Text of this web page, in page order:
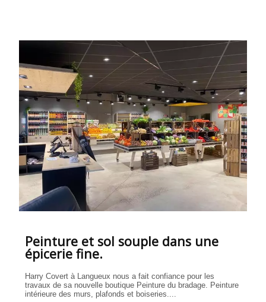
Peinture et sol souple dans une
épicerie fine.
Harry Covert à Langueux nous a fait confiance pour les
travaux de sa nouvelle boutique Peinture du bradage. Peinture
intérieure des murs, plafonds et boiseries....